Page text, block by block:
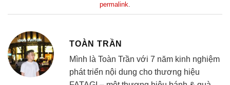
permalink.
TOÀN TRẦN
Mình là Toàn Trần với 7 năm kinh nghiệm
phát triển nội dung cho thương hiệu